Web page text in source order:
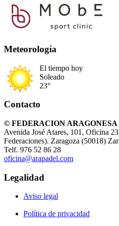
Meteorología
El tiempo hoy
Soleado
23°
Contacto
© FEDERACION ARAGONESA
Avenida José Atares, 101, Oficina
Federaciones). Zaragoza (50018)
Telf. 976 52 86 28
oficina@arapadel.com
Legalidad
Aviso legal
Política de privacidad